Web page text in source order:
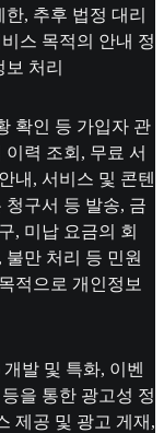
, 추후 법정 대리
스 목적의 안내 정
처리
확인 등 가입자 관
력 조회, 무료 서
내, 서비스 및 콘텐
청구서 등 발송, 금
, 미납 요금의 회
만 처리 등 민원
적으로 개인정보
발 및 특화, 이벤
을 통한 광고성 정
제공 및 광고 게재,